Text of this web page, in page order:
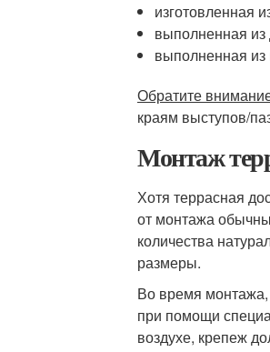
изготовленная
выполненная
выполненная
Обратите
краям выступов/
Монтаж
Хотя террасная
от монтажа
количества
размеры.
Во время монтажа,
при помощи
воздухе, крепеж